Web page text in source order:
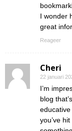
I wonder
great
Reageer
Cheri
22 januari
I’m
blog
you’ve